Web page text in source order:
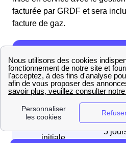
facturée par GRDF et sera
facture de gaz.
Frais et délais de la
Type de mise en
service
🚦 Mise en service
initiale
5